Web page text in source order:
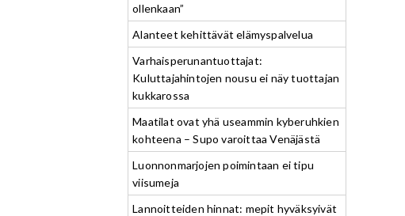
ollenkaan”
Alanteet kehittävät elämyspalvelua
Varhaisperunantuottajat:
Kuluttajahintojen nousu ei näy tuottajan
kukkarossa
Maatilat ovat yhä useammin kyberuhkien
kohteena – Supo varoittaa Venäjästä
Luonnonmarjojen poimintaan ei tipu
viisumeja
Lannoitteiden hinnat: mepit hyväksyivät